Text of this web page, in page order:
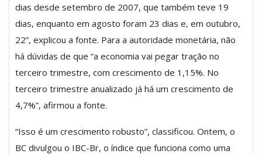
dias desde setembro de 2007, que também teve 19
dias, enquanto em agosto foram 23 dias e, em outubro,
22”, explicou a fonte. Para a autoridade monetária, não
há dúvidas de que “a economia vai pegar tração no
terceiro trimestre, com crescimento de 1,15%. No
terceiro trimestre anualizado já há um crescimento de
4,7%”, afirmou a fonte.
“Isso é um crescimento robusto”, classificou. Ontem, o
BC divulgou o IBC-Br, o índice que funciona como uma